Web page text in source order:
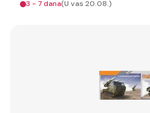
3 - 7 dana(U vas 20.08.)